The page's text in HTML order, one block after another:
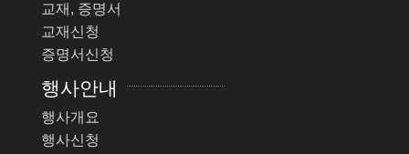
교재, 증명서
교재신청
증명서신청
행사안내
행사개요
행사신청